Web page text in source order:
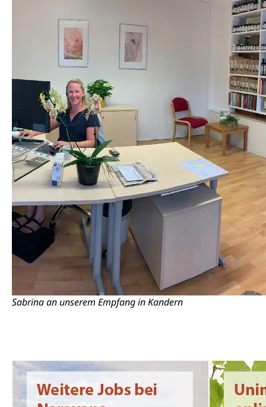
Sabrina an unserem Empfang in Kandern